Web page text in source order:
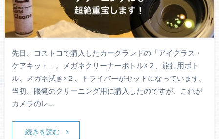
先日、コストコで購入したカークランドの「アイグラス・
ケアキット」。メガネクリーナーボトル☓２、旅行用ボト
ル、メガネ拭き☓２、ドライバーがセットになっています。
当初、眼鏡のクリーニング用に購入したのですが、これが
カメラのレ…
続きを読む